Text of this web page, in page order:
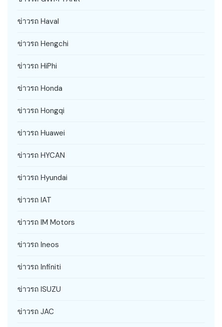
ข่าวรถ Haval
ข่าวรถ Hengchi
ข่าวรถ HiPhi
ข่าวรถ Honda
ข่าวรถ Hongqi
ข่าวรถ Huawei
ข่าวรถ HYCAN
ข่าวรถ Hyundai
ข่าวรถ IAT
ข่าวรถ IM Motors
ข่าวรถ Ineos
ข่าวรถ Infiniti
ข่าวรถ ISUZU
ข่าวรถ JAC